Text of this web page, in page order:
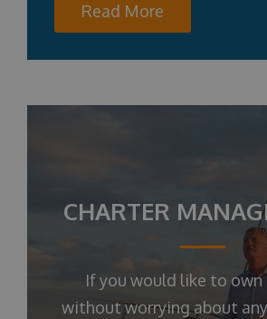
Read More
CHARTER
If you would like to own
without worrying about